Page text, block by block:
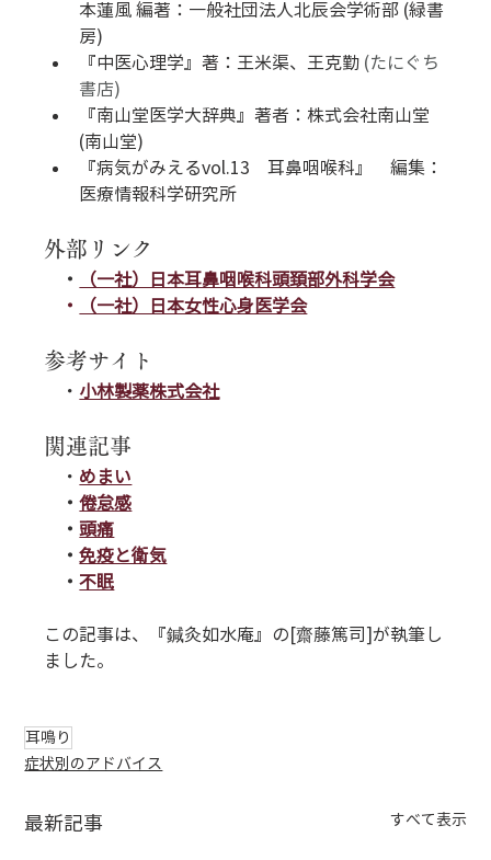
本蓮風 編著：一般社団法人北辰会学術部 (緑書
房)
『中医心理学』著： 王米渠、王克勤 (たにぐち
書店)
『南山堂医学大辞典』著者：株式会社南山堂
(南山堂)
『病気がみえるvol.13　耳鼻咽喉科』　編集：
医療情報科学研究所
外部リンク
・
（一社）日本耳鼻咽喉科頭頚部外科学会
・
（一社）日本女性心身医学会
参考サイト
・ 小林製薬株式会社
関連記事
・ めまい
・倦怠感
・ 頭痛
・免疫と衛気
・不眠
この記事は、『鍼灸如水庵』の[齋藤篤司]が執筆し
ました。
耳鳴り
症状別のアドバイス
最新記事 すべて表示